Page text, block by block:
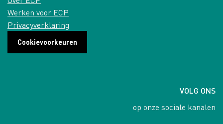
Werken voor ECP
Privacyverklaring
Cookievoorkeuren
VOLG ONS
op onze sociale kanalen